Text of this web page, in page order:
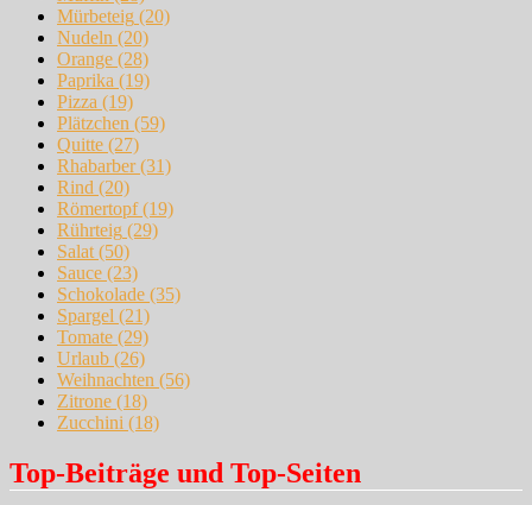
Mürbeteig (20)
Nudeln (20)
Orange (28)
Paprika (19)
Pizza (19)
Plätzchen (59)
Quitte (27)
Rhabarber(31)
Rind (20)
Römertopf(19)
Rührteig (29)
Salat (50)
Sauce (23)
Schokolade (35)
Spargel (21)
Tomate (29)
Urlaub (26)
Weihnachten (56)
Zitrone (18)
Zucchini (18)
Top-Beiträge und Top-Seiten